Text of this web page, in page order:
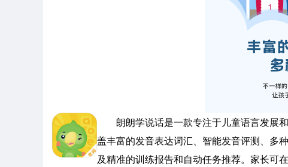
朗朗学说话是一款专注于儿童语言发展和
盖丰富的发音表达词汇、智能发音评测、多
及精准的训练报告和自动任务推荐。家长可